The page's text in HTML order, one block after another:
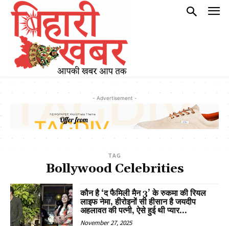
- Advertisement -
TAG
Bollywood Celebrities
कौन है ‘द फैमिली मैन 3’ के रुकमा की रियल
लाइफ नेमा, हीरोइनों सी हीसान है जयदीप
अहलावत की पत्नी, ऐसे हुई थी प्यार...
November 27, 2025